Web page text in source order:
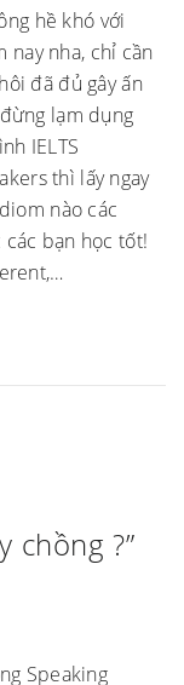
hề khó với
nay nha, chỉ cần
đã đủ gây ấn
lạm dụng
IELTS
thì lấy ngay
nào các
bạn học tốt!
chồng ?”
Speaking